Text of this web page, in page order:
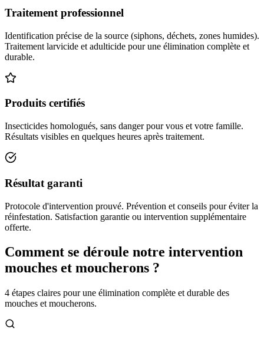
Traitement professionnel
Identification précise de la source (siphons, déchets, zones humides).
Traitement larvicide et adulticide pour une élimination complète et
durable.
Produits certifiés
Insecticides homologués, sans danger pour vous et votre famille.
Résultats visibles en quelques heures après traitement.
Résultat garanti
Protocole d'intervention prouvé. Prévention et conseils pour éviter la
réinfestation. Satisfaction garantie ou intervention supplémentaire
offerte.
Comment se déroule notre intervention
mouches et moucherons ?
4 étapes claires pour une élimination complète et durable des
mouches et moucherons.